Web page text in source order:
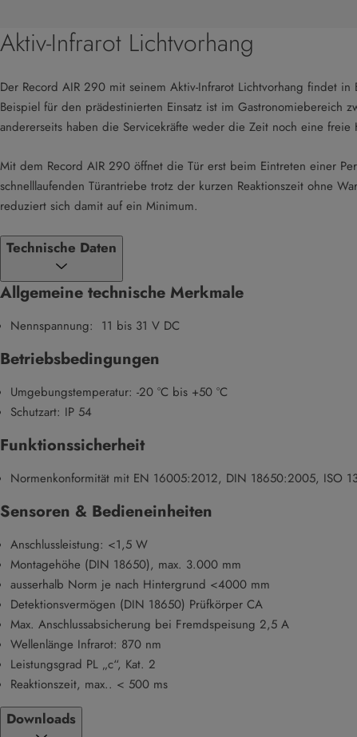
Aktiv-Infrarot Lichtvorhang
Der Record AIR 290 mit seinem Aktiv-Infrarot Lichtvorhang findet
Beispiel für den prädestinierten Einsatz ist im Gastronomiebereich
andererseits haben die Servicekräfte weder die Zeit noch eine freie
Mit dem Record AIR 290 öffnet die Tür erst beim Eintreten einer
schnelllaufenden Türantriebe trotz der kurzen Reaktionszeit ohne
reduziert sich damit auf ein Minimum.
Technische Daten
Allgemeine technische Merkmale
Nennspannung: 11 bis 31 V DC
Betriebsbedingungen
Umgebungstemperatur: -20 °C bis +50 °C
Schutzart: IP 54
Funktionssicherheit
Normenkonformität mit EN 16005:2012, DIN 18650:2005, ISO
Sensoren & Bedieneinheiten
Anschlussleistung: <1,5 W
Montagehöhe (DIN 18650), max. 3.000 mm
ausserhalb Norm je nach Hintergrund <4000 mm
Detektionsvermögen (DIN 18650) Prüfkörper CA
Max. Anschlussabsicherung bei Fremdspeisung 2,5 A
Wellenlänge Infrarot: 870 nm
Leistungsgrad PL „c“, Kat. 2
Reaktionszeit, max.. < 500 ms
Downloads